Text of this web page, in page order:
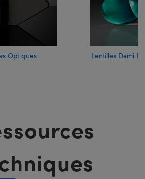
Optiques Lentilles Demi